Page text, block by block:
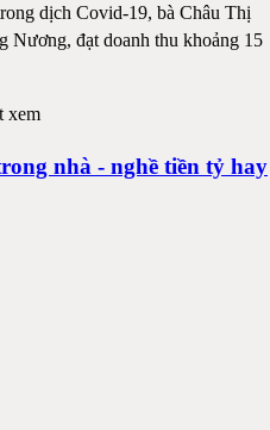
dịch Covid-19, bà Châu Thị
Nương, đạt doanh thu khoảng 15
xem
nhà - nghề tiền tỷ hay